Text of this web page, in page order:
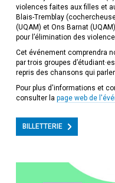
violences faites aux filles et
Blais-Tremblay
(UQAM) et Ons Barnat
pour l’élimination des
Cet événement comprendra
par trois groupes
repris des chansons qui
Pour plus d'informations et
consulter la page web de
BILLETTERIE